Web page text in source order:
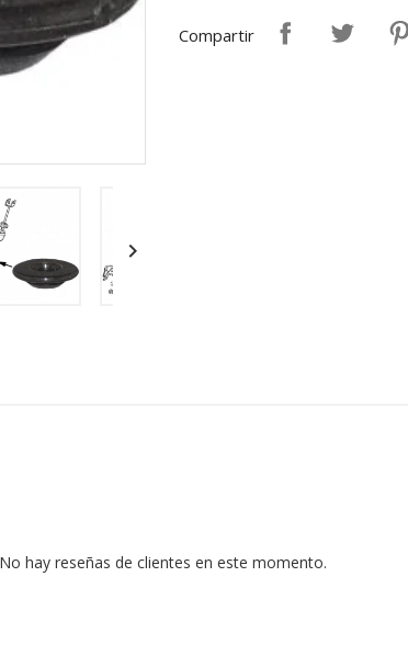

Compartir
No hay reseñas de clientes en este momento.